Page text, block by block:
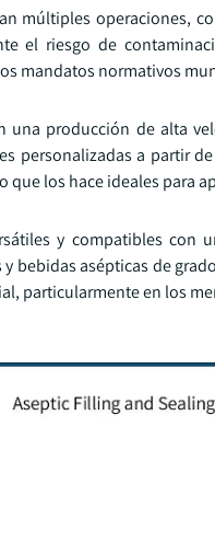
múltiples operaciones,
el riesgo de
mandatos normativos
una producción de alta
personalizadas a partir
que los hace ideales para
y compatibles
bebidas asépticas de
particularmente en los